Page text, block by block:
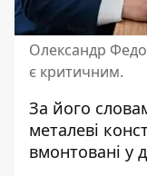
Олександр
є критичним.
За його
металеві
вмонтовані у